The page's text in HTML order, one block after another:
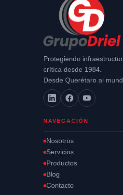
Protegiendo
crítica desde 1984.
Desde Querétaro al
NAVEGACIÓN
Nosotros
Servicios
Productos
Blog
Contacto